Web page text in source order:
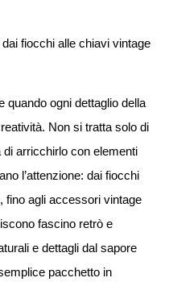
quando ogni dettaglio della
Non si tratta solo di
arricchirlo con elementi
l’attenzione: dai fiocchi
fino agli accessori vintage
fascino retrò e
e dettagli dal sapore
pacchetto in